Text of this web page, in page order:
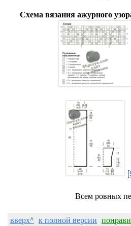
Схема вязания ажурного
Всем ровных
вверх^ к полной версии